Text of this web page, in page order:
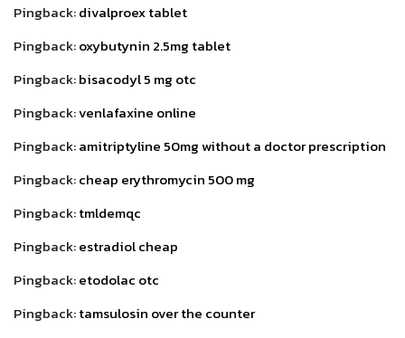
Pingback:divalproex tablet
Pingback:oxybutynin 2.5mg tablet
Pingback:bisacodyl 5 mg otc
Pingback:venlafaxine online
Pingback:amitriptyline 50mg without a doctor prescription
Pingback:cheap erythromycin 500 mg
Pingback:tmldemqc
Pingback:estradiol cheap
Pingback:etodolac otc
Pingback:tamsulosin over the counter